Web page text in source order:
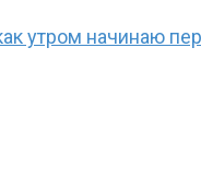
утром начинаю